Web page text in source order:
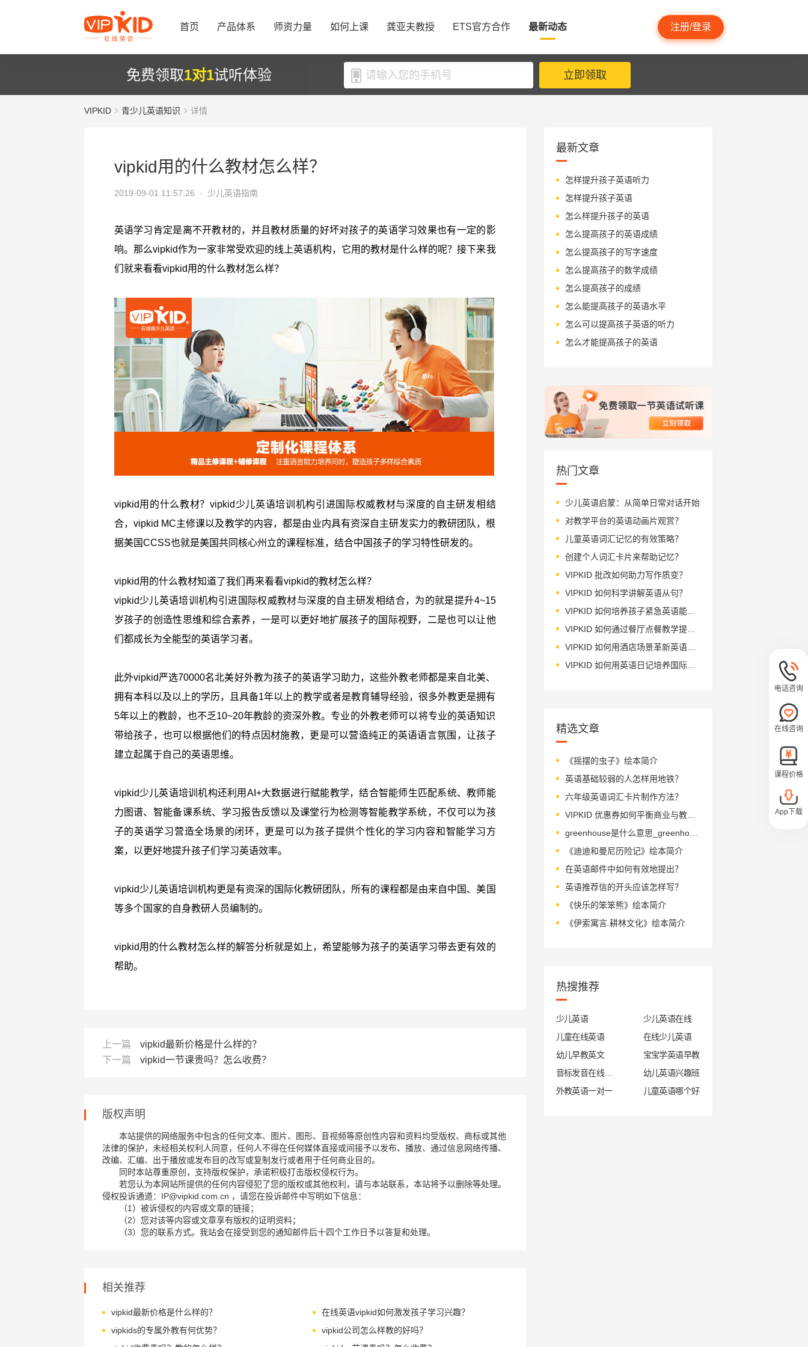
首页 产品体系 师资力量 如何上课 龚亚夫教授 ETS官方合作 最新动态 注册/登录
免费领取1对1试听体验 立即领取
VIPKID 青少儿英语知识 详情
vipkid用的什么教材怎么样？
2019-09-01 11:57:26 · 少儿英语指南
英语学习肯定是离不开教材的，并且教材质量的好坏对孩子的英语学习效果也有一定的影
响。那么vipkid作为一家非常受欢迎的线上英语机构，它用的教材是什么样的呢？接下来我
们就来看看vipkid用的什么教材怎么样？
vipkid用的什么教材？vipkid少儿英语培训机构引进国际权威教材与深度的自主研发相结
合，vipkid MC主修课以及教学的内容，都是由业内具有资深自主研发实力的教研团队，根
据美国CCSS也就是美国共同核心州立的课程标准，结合中国孩子的学习特性研发的。
vipkid用的什么教材知道了我们再来看看vipkid的教材怎么样？
vipkid少儿英语培训机构引进国际权威教材与深度的自主研发相结合，为的就是提升4~15
岁孩子的创造性思维和综合素养，一是可以更好地扩展孩子的国际视野，二是也可以让他
们都成长为全能型的英语学习者。
此外vipkid严选70000名北美好外教为孩子的英语学习助力，这些外教老师都是来自北美、
拥有本科以及以上的学历，且具备1年以上的教学或者是教育辅导经验，很多外教更是拥有
5年以上的教龄，也不乏10~20年教龄的资深外教。专业的外教老师可以将专业的英语知识
带给孩子，也可以根据他们的特点因材施教，更是可以营造纯正的英语语言氛围，让孩子
建立起属于自己的英语思维。
vipkid少儿英语培训机构还利用AI+大数据进行赋能教学，结合智能师生匹配系统、教师能
力图谱、智能备课系统、学习报告反馈以及课堂行为检测等智能教学系统，不仅可以为孩
子的英语学习营造全场景的闭环，更是可以为孩子提供个性化的学习内容和智能学习方
案，以更好地提升孩子们学习英语效率。
vipkid少儿英语培训机构更是有资深的国际化教研团队，所有的课程都是由来自中国、美国
等多个国家的自身教研人员编制的。
vipkid用的什么教材怎么样的解答分析就是如上，希望能够为孩子的英语学习带去更有效的
帮助。
上一篇
vipkid最新价格是什么样的？
下一篇
vipkid一节课贵吗？怎么收费？
版权声明
本站提供的网络服务中包含的任何文本、图片、图形、音视频等原创性内容和资料均受版权、商标或其他
法律的保护，未经相关权利人同意，任何人不得在任何媒体直接或间接予以发布、播放、通过信息网络传播、
改编、汇编、出于播放或发布目的改写或复制发行或者用于任何商业目的。
同时本站尊重原创，支持版权保护，承诺积极打击版权侵权行为。
若您认为本网站所提供的任何内容侵犯了您的版权或其他权利，请与本站联系，本站将予以删除等处理。
侵权投诉通道：IP@vipkid.com.cn ，请您在投诉邮件中写明如下信息：
（1）被诉侵权的内容或文章的链接；
（2）您对该等内容或文章享有版权的证明资料；
（3）您的联系方式。我站会在接受到您的通知邮件后十四个工作日予以答复和处理。
相关推荐
vipkid最新价格是什么样的？
在线英语vipkid如何激发孩子学习兴趣？
vipkids的专属外教有何优势？
vipkid公司怎么样教的好吗？
最新文章
怎样提升孩子英语听力
怎样提升孩子英语
怎么样提升孩子的英语
怎么提高孩子的英语成绩
怎么提高孩子的写字速度
怎么提高孩子的数学成绩
怎么提高孩子的成绩
怎么能提高孩子的英语水平
怎么可以提高孩子英语的听力
怎么才能提高孩子的英语
热门文章
少儿英语启蒙：从简单日常对话开始
对教学平台的英语动画片观赏？
儿童英语词汇记忆的有效策略？
创建个人词汇卡片来帮助记忆？
VIPKID 批改如何助力写作质变？
VIPKID 如何科学讲解英语从句？
VIPKID 如何培养孩子紧急英语能力？
VIPKID 如何通过餐厅点餐教学提升少儿英语应用能力？
VIPKID 如何用酒店场景革新英语教学？
VIPKID 如何用英语日记培养国际化人才？
精选文章
《摇摆的虫子》绘本简介
英语基础较弱的人怎样用地铁？
六年级英语词汇卡片制作方法？
VIPKID 优惠券如何平衡商业与教育公平？
greenhouse是什么意思_greenhouse怎么读_音标'ɡri-nhaʊs
《迪迪和曼尼历险记》绘本简介
在英语邮件中如何有效地提出？
英语推荐信的开头应该怎样写？
《快乐的笨笨熊》绘本简介
《伊索寓言.耕林文化》绘本简介
热搜推荐
少儿英语
少儿英语在线
儿童在线英语
在线少儿英语
幼儿早教英文
宝宝学英语早教
幼儿英语兴趣班
外教英语一对一
儿童英语哪个好
电话咨询
在线咨询
课程价格
App下载